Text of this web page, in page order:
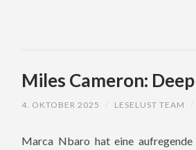
Miles Cameron:
4. OKTOBER 2025 LESELUST TEAM
Marca Nbaro hat eine aufregende